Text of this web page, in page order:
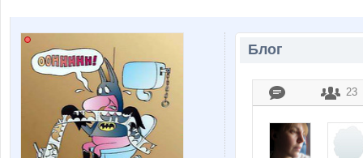
Блог
23